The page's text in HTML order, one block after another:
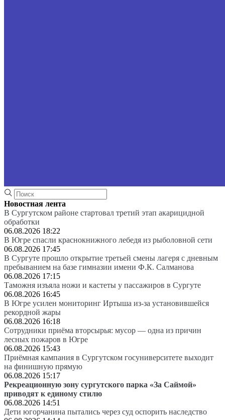
Новостная лента
В Сургутском районе стартовал третий этап акарицидной
обработки
06.08.2026 18:22
В Югре спасли краснокнижного лебедя из рыболовной сети
06.08.2026 17:45
В Сургуте прошло открытие третьей смены лагеря с дневным
пребыванием на базе гимназии имени Ф.К. Салманова
06.08.2026 17:15
Таможня изъяла ножи и кастеты у пассажиров в Сургуте
06.08.2026 16:45
В Югре усилен мониторинг Иртыша из-за установившейся
рекордной жары
06.08.2026 16:18
Сотрудники приёма вторсырья: мусор — одна из причин
лесных пожаров в Югре
06.08.2026 15:43
Приёмная кампания в Сургутском госуниверситете выходит
на финишную прямую
06.08.2026 15:17
Рекреационную зону сургутского парка «За Саймой»
приводят к единому стилю
06.08.2026 14:51
Дети югорчанина пытались через суд оспорить наследство